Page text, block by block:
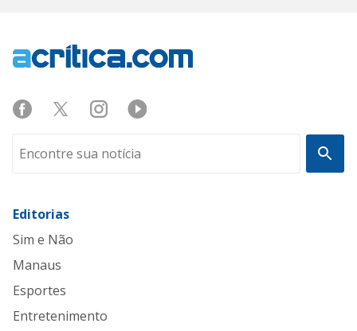
Editorias
Sim e Não
Manaus
Esportes
Entretenimento